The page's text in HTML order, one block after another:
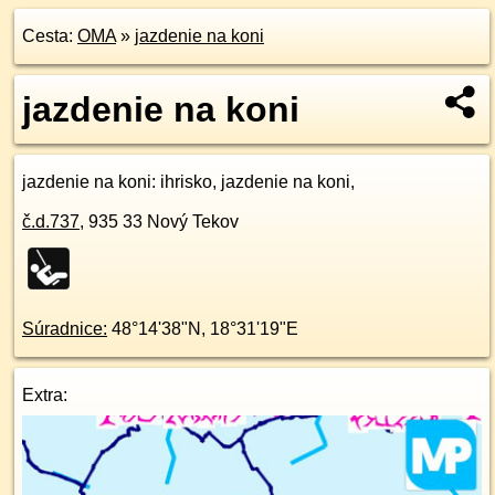
Cesta: OMA» jazdenie na koni
jazdenie na koni
jazdenie na koni: ihrisko, jazdenie na koni,
č.d.737, 935 33 Nový Tekov
Súradnice: 48°14'38"N , 18°31'19"E
Extra: